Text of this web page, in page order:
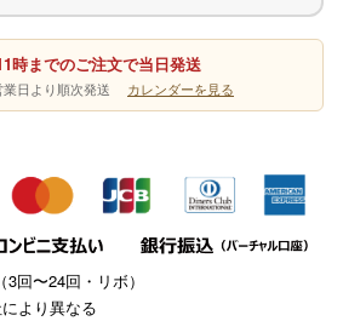
時までのご注文で当日発送
業日より順次発送 カレンダーを見る
回〜24回・リボ）
より異なる